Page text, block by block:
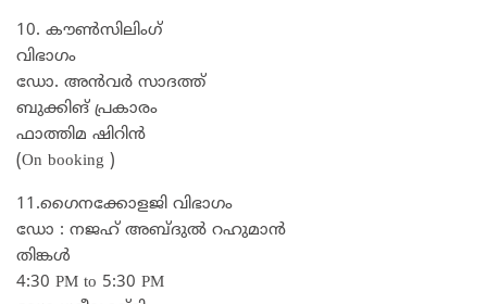
10. കൗൺസിലിംഗ്
വിഭാഗം
ഡോ. അൻവർ സാദത്ത്
ബുക്കിങ് പ്രകാരം
ഫാത്തിമ ഷിറിൻ
(On booking )
11.ഗൈനക്കോളജി വിഭാഗം
ഡോ : നജഹ് അബ്ദുൽ റഹുമാൻ
തിങ്കൾ
4:30 PM to 5:30 PM